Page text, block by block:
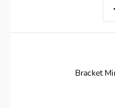
Bracket